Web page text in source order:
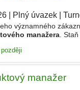
| Plný úvazek|
významného
manažera.
manažer